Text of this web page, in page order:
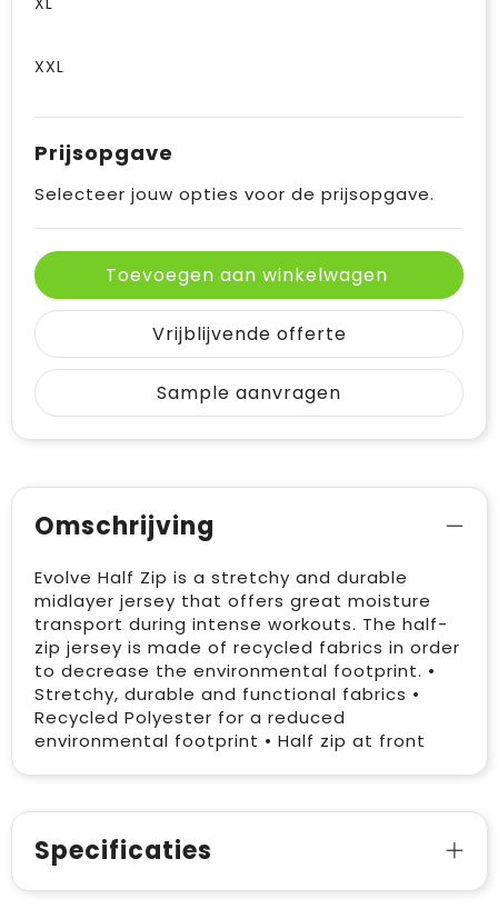
XXL
Prijsopgave
Selecteer jouw opties voor de prijsopgave.
Toevoegen aan winkelwagen
Vrijblijvende offerte
Sample aanvragen
Omschrijving
Evolve Half Zip is a stretchy and durable
midlayer jersey that offers great moisture
transport during intense workouts. The half-
zip jersey is made of recycled fabrics in order
to decrease the environmental footprint. •
Stretchy, durable and functional fabrics •
Recycled Polyester for a reduced
environmental footprint • Half zip at front
Specificaties